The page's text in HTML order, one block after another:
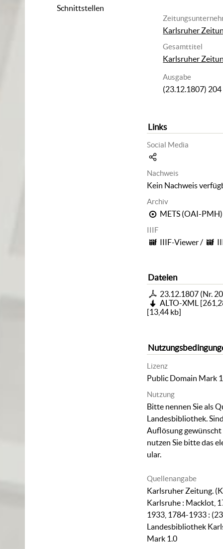
Schnittstellen
Karlsruher
Gesamttitel
Karlsruher
Ausgabe
(23.12.1807) 204
Links
Social Media
Nachweis
Kein Nachweis
Archiv
METS (OAI-PMH)
IIIF
IIIF-Viewer/
Dateien
23.12.1807 (Nr.
ALTO-XML [
[13,44 kb]
Lizenz
Public Domain Mark
Nutzung
Bitte nennen Sie als
Landesbibliothek.
Auflösung
nutzen Sie bitte das
ular.
Quellenangabe
Karlsruher Zeitung.
Karlsruhe : Macklot,
1933, 1784-1933 :
Landesbibliothek
Mark 1.0